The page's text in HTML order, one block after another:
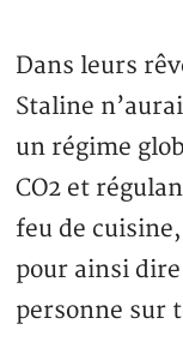
Dans leurs
Staline
un régime
CO2 et
feu de
pour ainsi
personne sur